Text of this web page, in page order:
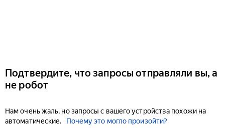
Подтвердите, что запросы отправляли вы, а
не робот
Нам очень жаль, но запросы с вашего устройства похожи на
автоматические.
Почему это могло произойти?